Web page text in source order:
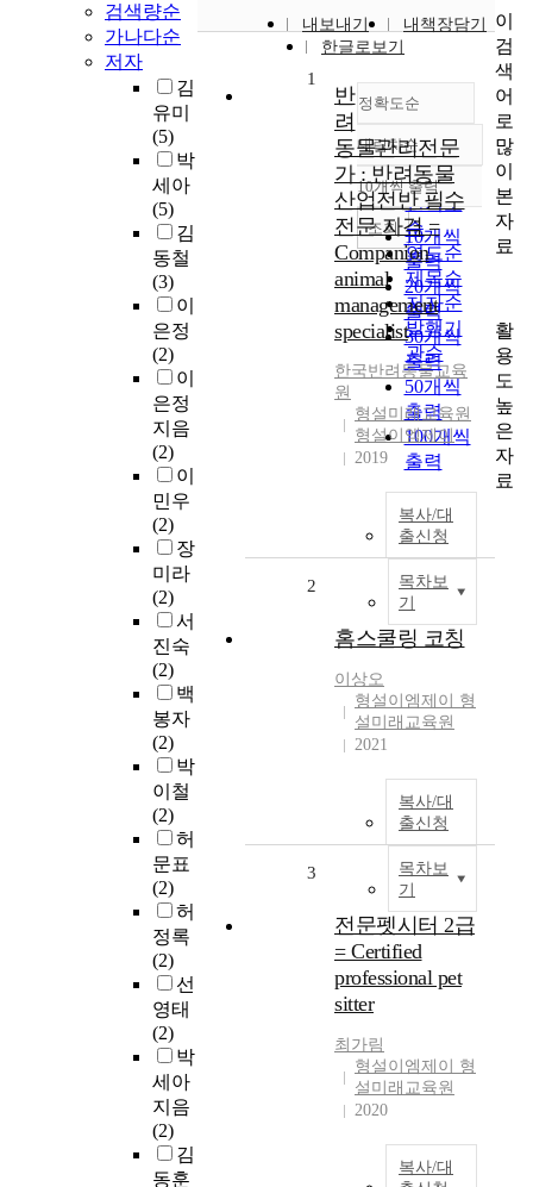
검색량순
가나다순
저자
김
유미
(5)
박
세아
(5)
김
동철
(3)
이
은정
(2)
이
은정
지음
(2)
이
민우
(2)
장
미라
(2)
서
진숙
(2)
백
봉자
(2)
박
이철
(2)
허
문표
(2)
허
정록
(2)
선
영태
(2)
박
세아
지음
(2)
김
동훈
내보내기
내책장담기
한글로보기
정확도순
정확도
순
인기도
순
연도순
제목순
저자순
발행기
관순
내림차순
내림차순
10개씩 출력
10개씩
출력
20개씩
출력
30개씩
출력
50개씩
출력
100개씩
출력
조회
1
반
려
동물관리전문
가 : 반려동물
산업전반 필수
전문 자격 =
Companion
animal
management
specialist
한국반려동물교육
원
형설미래교육원
형설이엠제이
2019
복사/대
출신청
목차보
기
2
홈스쿨링 코칭
이상오
형설이엠제이 형
설미래교육원
2021
복사/대
출신청
목차보
기
3
전문펫시터 2급
= Certified
professional pet
sitter
최가림
형설이엠제이 형
설미래교육원
2020
복사/대
이
검
색
어
로
많
이
본
자
료
활
용
도
높
은
자
료